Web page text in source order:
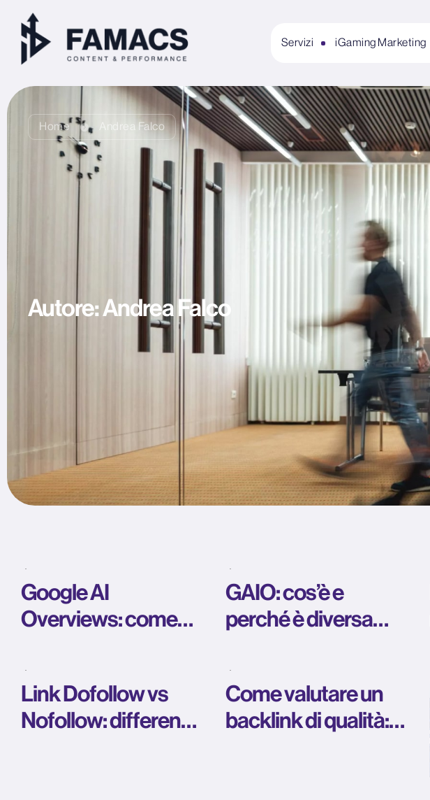
Servizi iGaming Marketing
Home Andrea Falco
Autore:Andrea Falco
Google AI
Overviews: come
come entrarci
GAIO: cos’è e
perché è diversa
tradizionale
Link Dofollow vs
Nofollow: differenza
Come valutare un
backlink di qualità: